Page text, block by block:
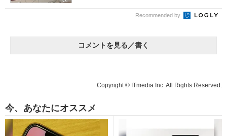
Recommended by
コメントを見る／書く
Copyright © ITmedia Inc. All Rights Reserved.
今、あなたにオススメ